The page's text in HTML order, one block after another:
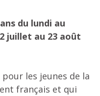
du lundi au
2 juillet au 23 août
pour les jeunes de la
français et qui